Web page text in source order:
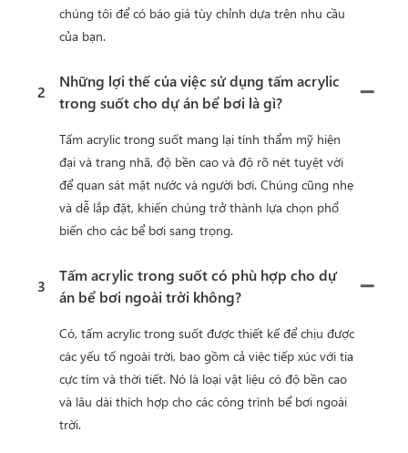
chúng tôi để có báo giá tùy chỉnh dựa trên nhu cầu
của bạn.
2
Những lợi thế của việc sử dụng tấm acrylic
trong suốt cho dự án bể bơi là gì?
Tấm acrylic trong suốt mang lại tính thẩm mỹ hiện
đại và trang nhã, độ bền cao và độ rõ nét tuyệt vời
để quan sát mặt nước và người bơi. Chúng cũng nhẹ
và dễ lắp đặt, khiến chúng trở thành lựa chọn phổ
biến cho các bể bơi sang trọng.
3
Tấm acrylic trong suốt có phù hợp cho dự
án bể bơi ngoài trời không?
Có, tấm acrylic trong suốt được thiết kế để chịu được
các yếu tố ngoài trời, bao gồm cả việc tiếp xúc với tia
cực tím và thời tiết. Nó là loại vật liệu có độ bền cao
và lâu dài thích hợp cho các công trình bể bơi ngoài
trời.